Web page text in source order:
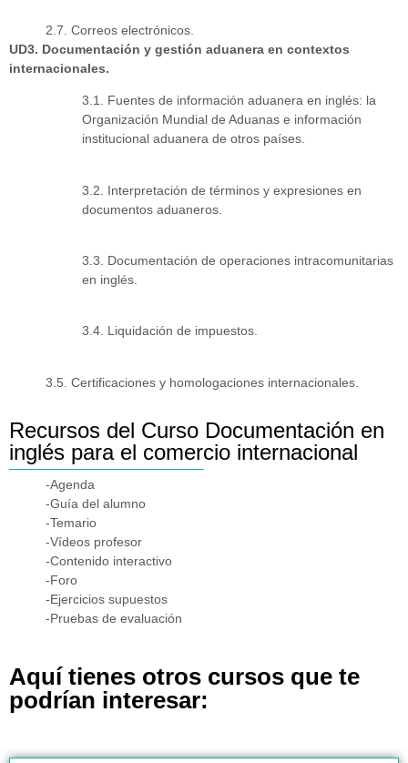
2.7. Correos electrónicos.
UD3. Documentación y gestión aduanera en contextos
internacionales.
3.1. Fuentes de información aduanera en inglés: la
Organización Mundial de Aduanas e información
institucional aduanera de otros países.
3.2. Interpretación de términos y expresiones en
documentos aduaneros.
3.3. Documentación de operaciones intracomunitarias
en inglés.
3.4. Liquidación de impuestos.
3.5. Certificaciones y homologaciones internacionales.
Recursos del Curso Documentación en
inglés para el comercio internacional
-Agenda
-Guía del alumno
-Temario
-Vídeos profesor
-Contenido interactivo
-Foro
-Ejercicios supuestos
-Pruebas de evaluación
Aquí tienes otros cursos que te
podrían interesar: